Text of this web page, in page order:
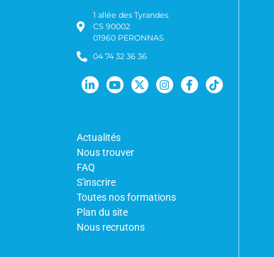
1 allée des Tyrandes
CS 90002
01960 PERONNAS
04 74 32 36 36
Actualités
Nous trouver
FAQ
S'inscrire
Toutes nos formations
Plan du site
Nous recrutons